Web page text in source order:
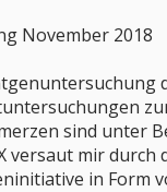
November 2018
sind unter
versaut mir durch
in Form